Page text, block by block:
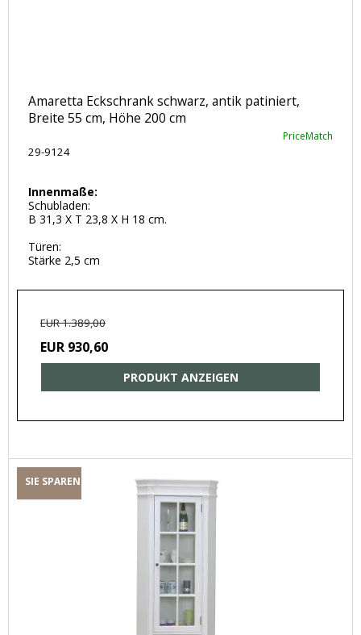
Amaretta Eckschrank schwarz, antik patiniert,
Breite 55 cm, Höhe 200 cm
PriceMatch
29-9124
Innenmaße:
Schubladen:
B 31,3 X T 23,8 X H 18 cm.
Türen:
Stärke 2,5 cm
EUR 1.389,00
EUR 930,60
PRODUKT ANZEIGEN
SIE SPAREN